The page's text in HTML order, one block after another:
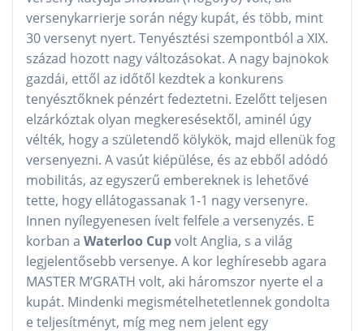
versenykarrierje során négy kupát, és több, mint
30 versenyt nyert. Tenyésztési szempontból a XIX.
század hozott nagy változásokat. A nagy bajnokok
gazdái, ettől az időtől kezdtek a konkurens
tenyésztőknek pénzért fedeztetni. Ezelőtt teljesen
elzárkóztak olyan megkeresésektől, aminél úgy
vélték, hogy a születendő kölykök, majd ellenük fog
versenyezni. A vasút kiépülése, és az ebből adódó
mobilitás, az egyszerű embereknek is lehetővé
tette, hogy ellátogassanak 1-1 nagy versenyre.
Innen nyílegyenesen ívelt felfele a versenyzés. E
korban a Waterloo Cupvolt Anglia, s a világ
legjelentősebb versenye. A kor leghíresebb agara
MASTER M’GRATH volt, aki háromszor nyerte el a
kupát. Mindenki megismételhetetlennek gondolta
e teljesítményt, míg meg nem jelent egy